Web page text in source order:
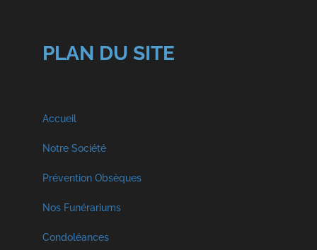
PLAN DU SITE
Accueil
Notre Société
A propos
Nos Services
Visite Virtuelle
Prévention Obsèques
Nos Funérariums
Funérarium à Malmedy
Condoléances